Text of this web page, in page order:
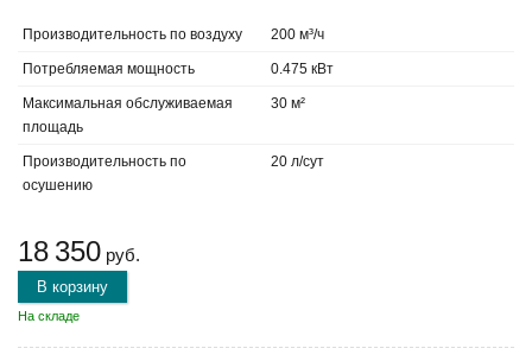
Производительность по воздуху 200 м³/ч
Потребляемая мощность 0.475 кВт
Максимальная обслуживаемая
площадь
30 м²
Производительность по
осушению
20 л/сут
18 350 руб.
В корзину
На складе